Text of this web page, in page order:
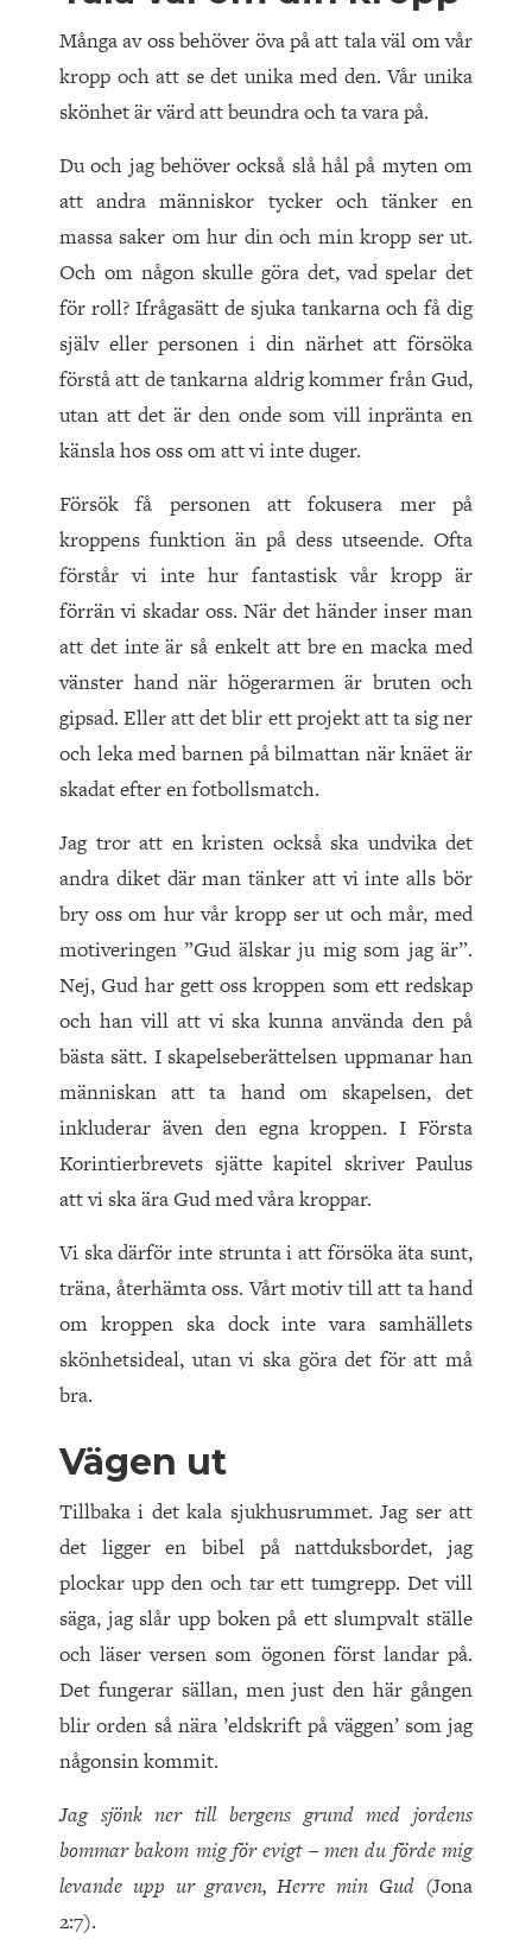
Många av oss behöver öva på att tala väl om vår
kropp och att se det unika med den. Vår unika
skönhet är värd att beundra och ta vara på.
Du och jag behöver också slå hål på myten om
att andra människor tycker och tänker en
massa saker om hur din och min kropp ser ut.
Och om någon skulle göra det, vad spelar det
för roll? Ifrågasätt de sjuka tankarna och få dig
själv eller personen i din närhet att försöka
förstå att de tankarna aldrig kommer från Gud,
utan att det är den onde som vill inpränta en
känsla hos oss om att vi inte duger.
Försök få personen att fokusera mer på
kroppens funktion än på dess utseende. Ofta
förstår vi inte hur fantastisk vår kropp är
förrän vi skadar oss. När det händer inser man
att det inte är så enkelt att bre en macka med
vänster hand när högerarmen är bruten och
gipsad. Eller att det blir ett projekt att ta sig ner
och leka med barnen på bilmattan när knäet är
skadat efter en fotbollsmatch.
Jag tror att en kristen också ska undvika det
andra diket där man tänker att vi inte alls bör
bry oss om hur vår kropp ser ut och mår, med
motiveringen ”Gud älskar ju mig som jag är”.
Nej, Gud har gett oss kroppen som ett redskap
och han vill att vi ska kunna använda den på
bästa sätt. I skapelseberättelsen uppmanar han
människan att ta hand om skapelsen, det
inkluderar även den egna kroppen. I Första
Korintierbrevets sjätte kapitel skriver Paulus
att vi ska ära Gud med våra kroppar.
Vi ska därför inte strunta i att försöka äta sunt,
träna, återhämta oss. Vårt motiv till att ta hand
om kroppen ska dock inte vara samhällets
skönhetsideal, utan vi ska göra det för att må
bra.
Vägen ut
Tillbaka i det kala sjukhusrummet. Jag ser att
det ligger en bibel på nattduksbordet, jag
plockar upp den och tar ett tumgrepp. Det vill
säga, jag slår upp boken på ett slumpvalt ställe
och läser versen som ögonen först landar på.
Det fungerar sällan, men just den här gången
blir orden så nära ’eldskrift på väggen’ som jag
någonsin kommit.
Jag sjönk ner till bergens grund med jordens
bommar bakom mig för evigt – men du förde mig
levande upp ur graven, Herre min Gud (Jona
2:7).